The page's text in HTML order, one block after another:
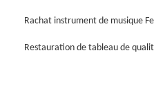
Rachat instrument de musique
Restauration de tableau de